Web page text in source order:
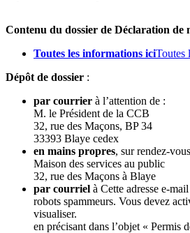
Contenu du dossier de Déclaration de
Toutes les informations iciToutes
Dépôt de dossier :
par courrier à l’attention de :
M. le Président de la CCB
32, rue des Maçons, BP 34
33393 Blaye cedex
en mains propres, sur rendez-
Maison des services au public
32, rue des Maçons à Blaye
par courriel à Cette adresse e-
robots spammeurs. Vous devez
visualiser.
en précisant dans l’objet « Permis